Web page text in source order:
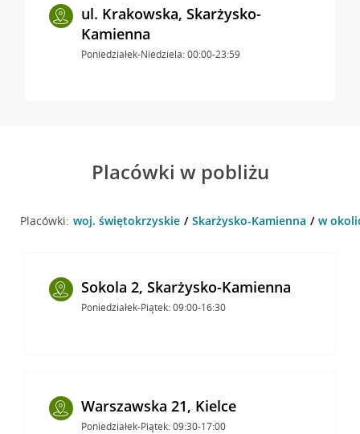
ul. Krakowska, Skarżysko-
Kamienna
Poniedziałek-Niedziela: 00:00-23:59
Placówki w pobliżu
Placówki: woj. świętokrzyskie Skarżysko-Kamienna w
Sokola 2, Skarżysko-Kamienna
Poniedziałek-Piątek: 09:00-16:30
Warszawska 21, Kielce
Poniedziałek-Piątek: 09:30-17:00